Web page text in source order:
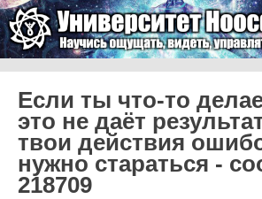
Университет
Если ты что-то
это не даёт
твои действия
нужно стараться -
218709